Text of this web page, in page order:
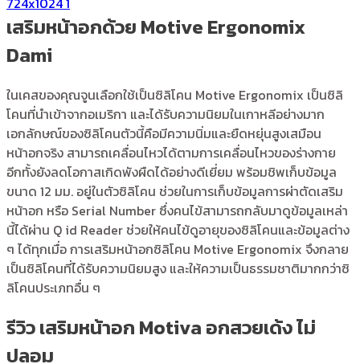
เสริมหน้าอกด้วย Motive Ergonomix
Dami
ในเคสของคุณจูนเลือกใช้เป็นซิลิโคน Motive Ergonomix เป็นซิลิ
โคนที่นำเข้าจากอเมริกา และได้รับความนิยมในเกาหลีอย่างมาก
เอกลักษณ์ของซิลิโคนตัวนี้คือมีความนิ่มและยืดหยุ่นสูงเสมือน
หน้าอกจริง สามารถเคลื่อนไหวได้ตามการเคลื่อนไหวของร่างกาย
อีกทั้งยังลดโอกาสเกิดพังผืดได้อย่างดีเยี่ยม พร้อมชิพเก็บข้อมูล
ขนาด 12 มม. อยู่ในตัวซิลิโคน ช่วยในการเก็บข้อมูลการผ่าตัดเสริม
หน้าอก หรือ Serial Number ซึ่งคนไข้สามารถกลับมาดูข้อมูลเหล่า
นี้ได้ผ่าน Q id Reader ช่วยให้คนไข้ดูอายุของซิลิโคนและข้อมูลต่าง
ๆ ได้ทุกเมื่อ การเสริมหน้าอกซิลิโคน Motive Ergonomix จึงกลาย
เป็นซิลิโคนที่ได้รับความนิยมสูง และให้ความเป็นธรรมชาติมากกว่าซิ
ลิโคนประเภทอื่น ๆ
รีวิว เสริมหน้าอก Motiva อกสวยเด้ง ไม่
ปลอม